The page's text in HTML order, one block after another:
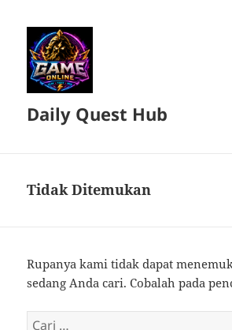
Daily Quest Hub
Tidak Ditemukan
Rupanya kami tidak dapat
sedang Anda cari. Cobalah pada
Cari